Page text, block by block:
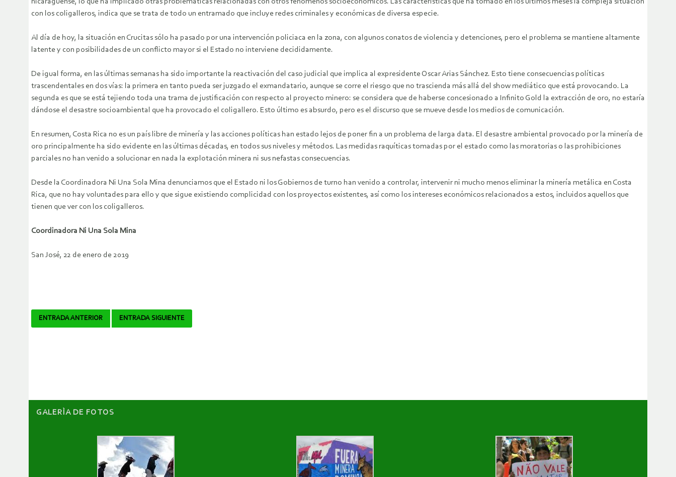
con los coligalleros, indica que se trata de todo un entramado que incluye redes criminales y económicas de diversa especie.
Al día de hoy, la situación en Crucitas sólo ha pasado por una intervención policiaca en la zona, con algunos conatos de violencia y detenciones, pero el problema se mantiene altamente
latente y con posibilidades de un conflicto mayor si el Estado no interviene decididamente.
De igual forma, en las últimas semanas ha sido importante la reactivación del caso judicial que implica al expresidente Oscar Arias Sánchez. Esto tiene consecuencias políticas
trascendentales en dos vías: la primera en tanto pueda ser juzgado el exmandatario, aunque se corre el riesgo que no trascienda más allá del show mediático que está provocando. La
segunda es que se está tejiendo toda una trama de justificación con respecto al proyecto minero: se considera que de haberse concesionado a Infinito Gold la extracción de oro, no estaría
dándose el desastre socioambiental que ha provocado el coligallero. Esto último es absurdo, pero es el discurso que se mueve desde los medios de comunicación.
En resumen, Costa Rica no es un país libre de minería y las acciones políticas han estado lejos de poner fin a un problema de larga data. El desastre ambiental provocado por la minería de
oro principalmente ha sido evidente en las últimas décadas, en todos sus niveles y métodos. Las medidas raquíticas tomadas por el estado como las moratorias o las prohibiciones
parciales no han venido a solucionar en nada la explotación minera ni sus nefastas consecuencias.
Desde la Coordinadora Ni Una Sola Mina denunciamos que el Estado ni los Gobiernos de turno han venido a controlar, intervenir ni mucho menos eliminar la minería metálica en Costa
Rica, que no hay voluntades para ello y que sigue existiendo complicidad con los proyectos existentes, así como los intereses económicos relacionados a estos, incluidos aquellos que
tienen que ver con los coligalleros.
Coordinadora Ni Una Sola Mina
San José, 22 de enero de 2019
Navegador
ENTRADA ANTERIOR ENTRADA SIGUIENTE
GALERÌA DE FOTOS